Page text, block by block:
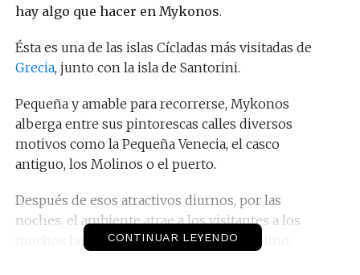
hay algo que hacer en Mykonos.
Ésta es una de las islas Cícladas más visitadas de
Grecia, junto con la isla de Santorini.
Pequeña y amable para recorrerse, Mykonos
alberga entre sus pintorescas calles diversos
motivos como la Pequeña Venecia, el casco
antiguo, los Molinos o el puerto.
Después de esos atractivos diurnos, por las
noches, el ambiente atrae a los visitantes a los
muchos bares y antros que ofrece el destino.
CONTINUAR LEYENDO